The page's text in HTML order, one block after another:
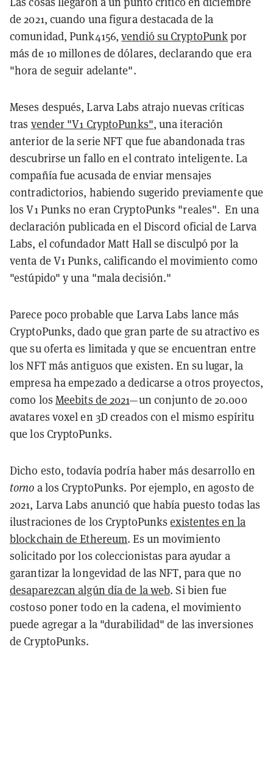
de 2021, cuando una figura destacada de la
comunidad, Punk4156,vendió su CryptoPunkpor
más de 10 millones de dólares, declarando que era
"hora de seguir adelante".
Meses después, Larva Labs atrajo nuevas críticas
tras vender "V1 CryptoPunks", una iteración
anterior de la serie NFT que fue abandonada tras
descubrirse un fallo en el contrato inteligente. La
compañía fue acusada de enviar mensajes
contradictorios, habiendo sugerido previamente que
los V1 Punks no eran CryptoPunks "reales". En una
declaración publicada en el Discord oficial de Larva
Labs, el cofundador Matt Hall se disculpó por la
venta de V1 Punks, calificando el movimiento como
"estúpido" y una "mala decisión."
Parece poco probable que Larva Labs lance más
CryptoPunks, dado que gran parte de su atractivo es
que su oferta es limitada y que se encuentran entre
los NFT más antiguos que existen. En su lugar, la
empresa ha empezado a dedicarse a otros proyectos,
como los Meebits de 2021—un conjunto de 20.000
avatares voxel en 3D creados con el mismo espíritu
que los CryptoPunks.
Dicho esto, todavía podría haber más desarrollo en
torno a los CryptoPunks. Por ejemplo, en agosto de
2021, Larva Labs anunció que había puesto todas las
ilustraciones de los CryptoPunksexistentes en la
blockchain de Ethereum. Es un movimiento
solicitado por los coleccionistas para ayudar a
garantizar la longevidad de las NFT, para que no
desaparezcan algún día de la web. Si bien fue
costoso poner todo en la cadena, el movimiento
puede agregar a la "durabilidad" de las inversiones
de CryptoPunks.